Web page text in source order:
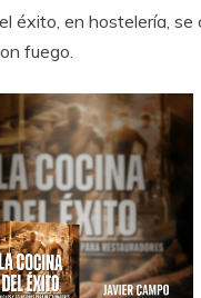
éxito, en hostelería, se
fuego.